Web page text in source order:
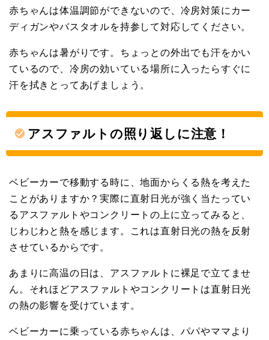
赤ちゃんは体温調節ができないので、冷房対策にカー
ディガンやバスタオルを持参して対応してください。
赤ちゃんは暑がりです。ちょっとの外出でも汗をかい
ているので、冷房の効いている場所に入ったらすぐに
汗を拭きとってあげましょう。
アスファルトの照り返しに注意！
ベビーカーで移動する時に、地面からくる熱を考えた
ことがありますか？実際に直射日光が強く当たってい
るアスファルトやコンクリートの上に立ってみると、
じわじわと熱を感じます。これは直射日光の熱を反射
させているからです。
あまりに高温の日は、アスファルトに裸足で立てませ
ん。それほどアスファルトやコンクリートは直射日光
の熱の影響を受けています。
ベビーカーに乗っている赤ちゃんは、パパやママより